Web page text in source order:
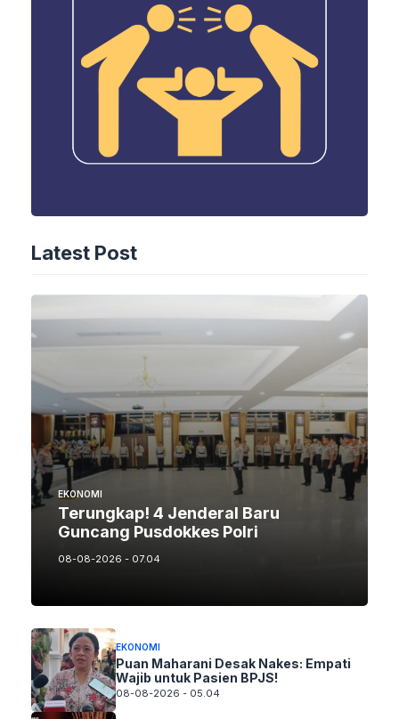
Latest Post
EKONOMI
Terungkap! 4 Jenderal Baru
Guncang Pusdokkes Polri
08-08-2026 - 07.04
EKONOMI
Puan Maharani Desak Nakes: Empati
Wajib untuk Pasien BPJS!
08-08-2026 - 05.04